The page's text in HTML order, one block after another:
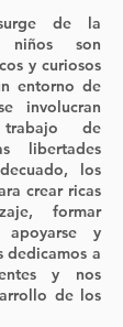
de la
son
y curiosos
entorno de
involucran
de
libertades
los
crear ricas
formar
apoyarse y
dedicamos a
y nos
de los